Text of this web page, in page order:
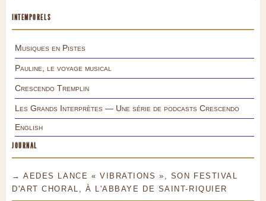
INTEMPORELS
Musiques en Pistes
Pauline, le voyage musical
Crescendo Tremplin
Les Grands Interprètes — Une série de podcasts Crescendo
English
JOURNAL
→ AEDES LANCE « VIBRATIONS », SON FESTIVAL
D'ART CHORAL, À L'ABBAYE DE SAINT-RIQUIER